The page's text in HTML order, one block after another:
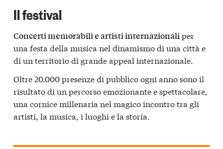
Il festival
Concerti memorabili e artisti internazionali per
una festa della musica nel dinamismo di una città e
di un territorio di grande appeal internazionale.
Oltre 20.000 presenze di pubblico ogni anno sono il
risultato di un percorso emozionante e spettacolare,
una cornice millenaria nel magico incontro tra gli
artisti, la musica, i luoghi e la storia.